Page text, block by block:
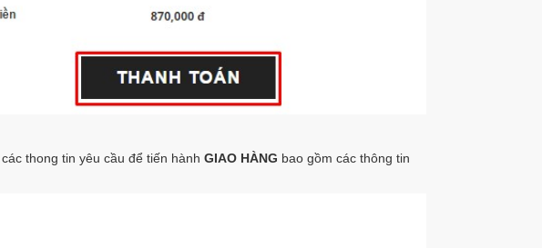
thong tin yêu cầu để tiến hành GIAO HÀNG bao gồm các thông tin